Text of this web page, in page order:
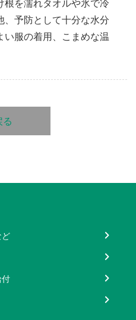
予防として十分な水分
服の着用、こまめな温
る